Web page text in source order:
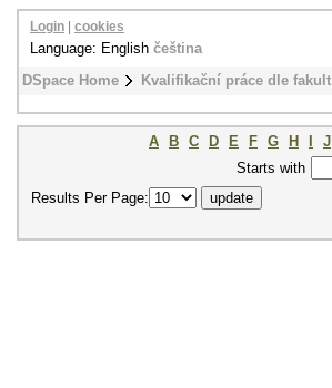
DSpace Home Kvalifikační práce dle fakult
Login cookies
Language: English čeština
A B C D E F G H J
Starts with
Results Per Page: